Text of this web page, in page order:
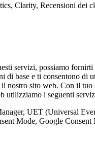
Clarity, Recensioni dei
servizi, possiamo fornirti
di base e ti consentono di
nostro sito web. Con il tuo
utilizziamo i seguenti
UET (Universal
Mode, Google Consent